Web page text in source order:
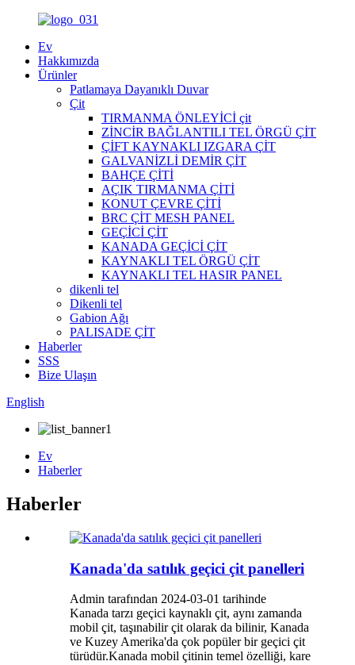
Ev
Hakkımızda
Ürünler
Patlamaya Dayanıklı Duvar
Çit
TIRMANMA ÖNLEYİCİ çit
ZİNCİR BAĞLANTILI TEL ÖRGÜ ÇİT
ÇİFT KAYNAKLI IZGARA ÇİT
GALVANİZLİ DEMİR ÇİT
BAHÇE ÇİTİ
AÇIK TIRMANMA ÇİTİ
KONUT ÇEVRE ÇİTİ
BRC ÇİT MESH PANEL
GEÇİCİ ÇİT
KANADA GEÇİCİ ÇİT
KAYNAKLI TEL ÖRGÜ ÇİT
KAYNAKLI TEL HASIR PANEL
dikenli tel
Dikenli tel
Gabion Ağı
PALISADE ÇİT
Haberler
SSS
Bize Ulaşın
English
Ev
Haberler
Haberler
Kanada'da satılık geçici çit panelleri
Admin tarafından 2024-03-01 tarihinde
Kanada tarzı geçici kaynaklı çit, aynı zamanda
mobil çit, taşınabilir çit olarak da bilinir, Kanada
ve Kuzey Amerika'da çok popüler bir geçici çit
türüdür.Kanada mobil çitinin temel özelliği, kare